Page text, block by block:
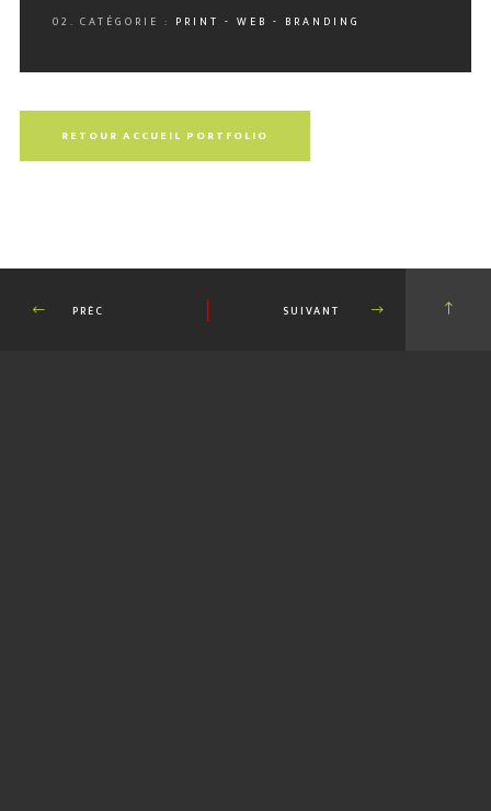
PRÉC SUIVANT
02. CATÉGORIE : PRINT - WEB - BRANDING
RETOUR ACCUEIL PORTFOLIO